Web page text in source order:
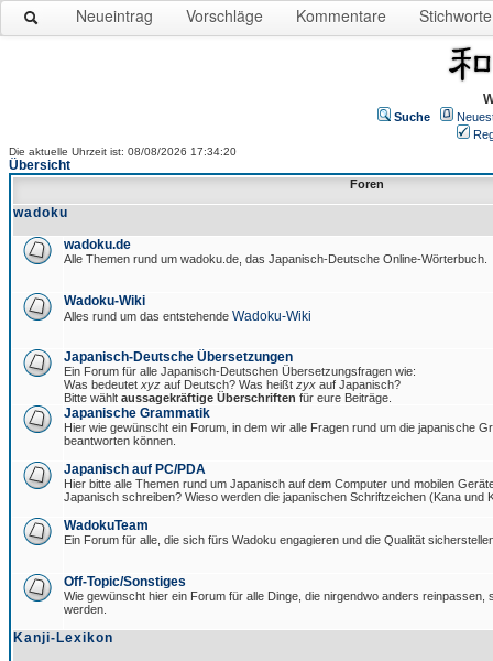
Neueintrag Vorschläge Kommentare Stichworte
Suche
Die aktuelle Uhrzeit ist: 08/08/2026 17:34:20
Übersicht
Foren
wadoku
wadoku.de
Alle Themen rund um wadoku.de, das Japanisch-Deutsche Online-Wörterbuch.
Wadoku-Wiki
Alles rund um das entstehende Wadoku-Wiki
Japanisch-Deutsche Übersetzungen
Ein Forum für alle Japanisch-Deutschen Übersetzungsfragen wie:
Was bedeutet xyz auf Deutsch? Was heißt zyx auf Japanisch?
Bitte wählt aussagekräftige Überschriften für eure Beiträge.
Japanische Grammatik
Hier wie gewünscht ein Forum, in dem wir alle Fragen rund um die japanische
beantworten können.
Japanisch auf PC/PDA
Hier bitte alle Themen rund um Japanisch auf dem Computer und mobilen
Japanisch schreiben? Wieso werden die japanischen Schriftzeichen (Kana und
WadokuTeam
Ein Forum für alle, die sich fürs Wadoku engagieren und die Qualität
Off-Topic/Sonstiges
Wie gewünscht hier ein Forum für alle Dinge, die nirgendwo anders reinpassen,
werden.
Kanji-Lexikon